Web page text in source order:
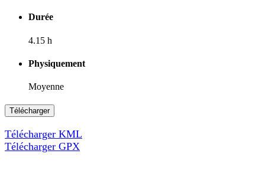
Durée
4.15 h
Physiquement
Moyenne
Télécharger
Télécharger KML
Télécharger GPX